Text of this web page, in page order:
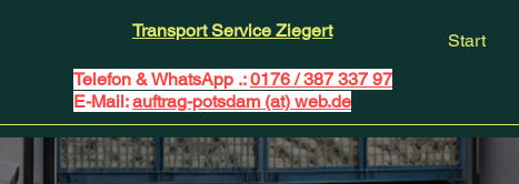
Transport Service Ziegert
Telefon & WhatsApp .:0176 / 387 337 97
E-Mail:auftrag-potsdam (at) web.de
Start